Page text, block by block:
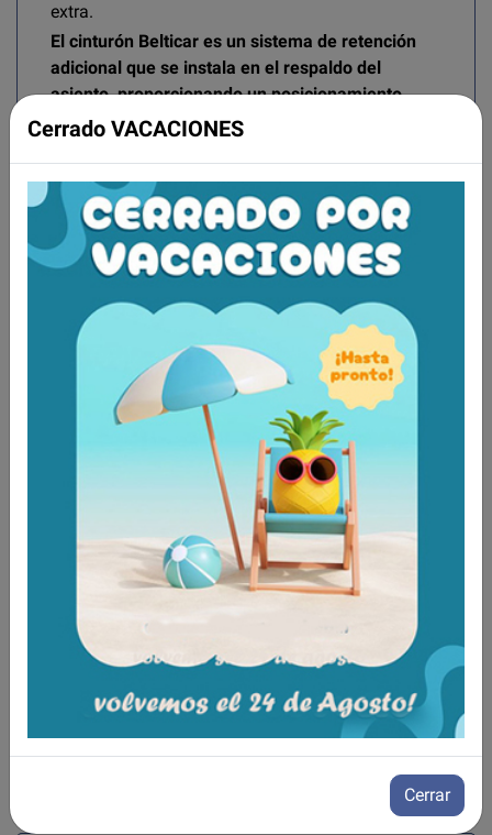
extra.
El cinturón Belticar es un sistema de retención
adicional que se instala en el respaldo del
asiento, proporcionando un posicionamiento
seguro para niños y adultos con discapacidad.
muchas curvas o en maniobras bruscas de
frenado
Caract. y Espec.
El sistema Belticar consiste en un arnés de
El asiento y respaldo del vehículo deben tener
Instalable tanto en el asiento delantero como en el
Fácil montaje sin herramientas
Regulable en altura
Debe utilizarse siempre conjuntamente con el
Se puede utilizar con un alzador o en transportes
Modelos y tallas
AK-FP-44-S Cinturón Belticar - Talla S
AK-FP-44-M Cinturón Belticar - Talla M
AK-FP-44-L Cinturón Belticar - Talla L
Cerrado VACACIONES
Cerrar